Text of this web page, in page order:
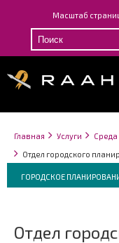
Перейти
к
основному
Масштаб
Строка
навигации
You
are
Главная Услуги Среда
Отдел городского
Breadcrumbs
You
are
ГОРОДСКОЕ
Отдел